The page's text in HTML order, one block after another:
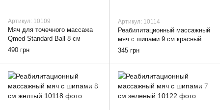
Артикул: 10109
Мяч для точечного массажа
Qmed Standard Ball 8 см
490 грн
Артикул: 10114
Реабилитационный массажный
мяч с шипами 9 см красный
345 грн